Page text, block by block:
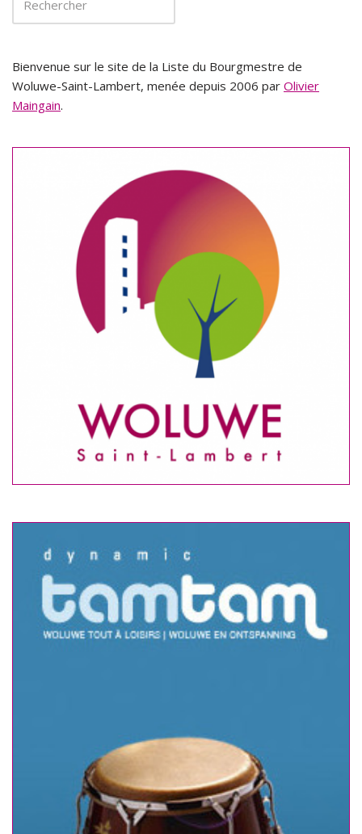
Bienvenue sur le site de la Liste du Bourgmestre de
Woluwe-Saint-Lambert, menée depuis 2006 par Olivier
Maingain.